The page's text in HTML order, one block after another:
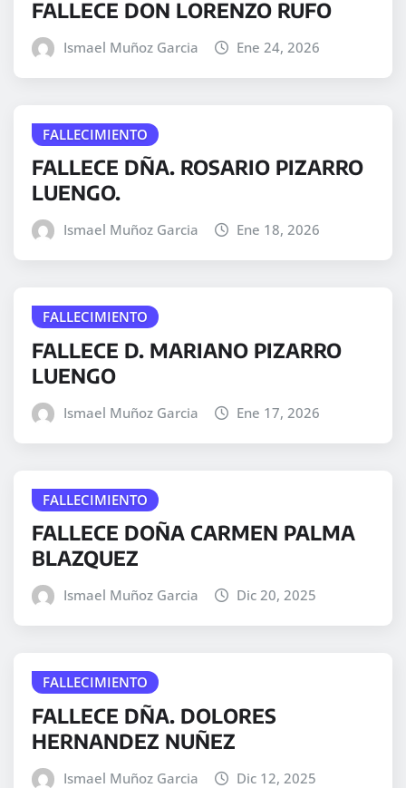
FALLECE DON LORENZO RUFO
Ismael Muñoz Garcia Ene 24, 2026
FALLECIMIENTO
FALLECE DÑA. ROSARIO PIZARRO
LUENGO.
Ismael Muñoz Garcia Ene 18, 2026
FALLECIMIENTO
FALLECE D. MARIANO PIZARRO
LUENGO
Ismael Muñoz Garcia Ene 17, 2026
FALLECIMIENTO
FALLECE DOÑA CARMEN PALMA
BLAZQUEZ
Ismael Muñoz Garcia Dic 20, 2025
FALLECIMIENTO
FALLECE DÑA. DOLORES
HERNANDEZ NUÑEZ
Ismael Muñoz Garcia Dic 12, 2025